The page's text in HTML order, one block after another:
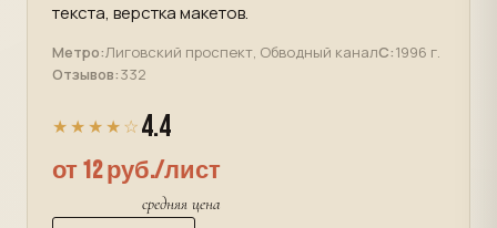
текста, верстка макетов.
Метро:Лиговский проспект, Обводный каналС:1996 г.
Отзывов:332
★★★★☆ 4.4
от 12 руб./лист
средняя цена